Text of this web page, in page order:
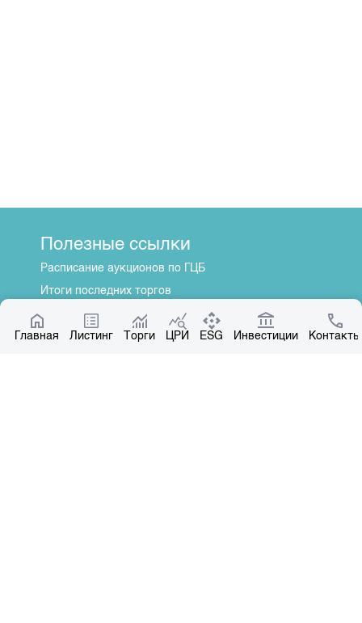
Главная Листинг Торги ЦРИ ESG Инвестиции Контакты
Полезные ссылки
Расписание аукционов по ГЦБ
Итоги последних торгов
Котировки по ЦБ
Центр раскрытия информации